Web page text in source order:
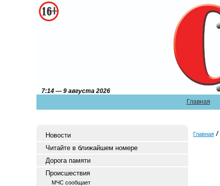
Главная
7:14 — 9 августа 2026
Новости
Читайте в ближайшем номере
Дорога памяти
Происшествия
МЧС сообщает
Главная